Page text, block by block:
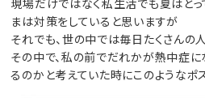
まは対策をしていると思いますが
それでも、世の中では毎日たくさんの
その中で、私の前でだれかが熱中症に
るのかと考えていた時にこのようなポ